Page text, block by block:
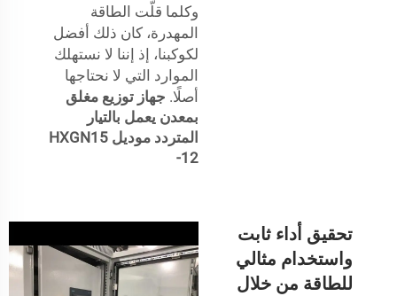
وكلما قلَّت الطاقة
المهدرة، كان ذلك أفضل
لكوكبنا، إذ إننا لا نستهلك
الموارد التي لا نحتاجها
أصلًا. جهاز توزيع مغلق
بمعدن يعمل بالتيار
المتردد موديل HXGN15
-12
تحقيق أداء ثابت
واستخدام مثالي
للطاقة من خلال